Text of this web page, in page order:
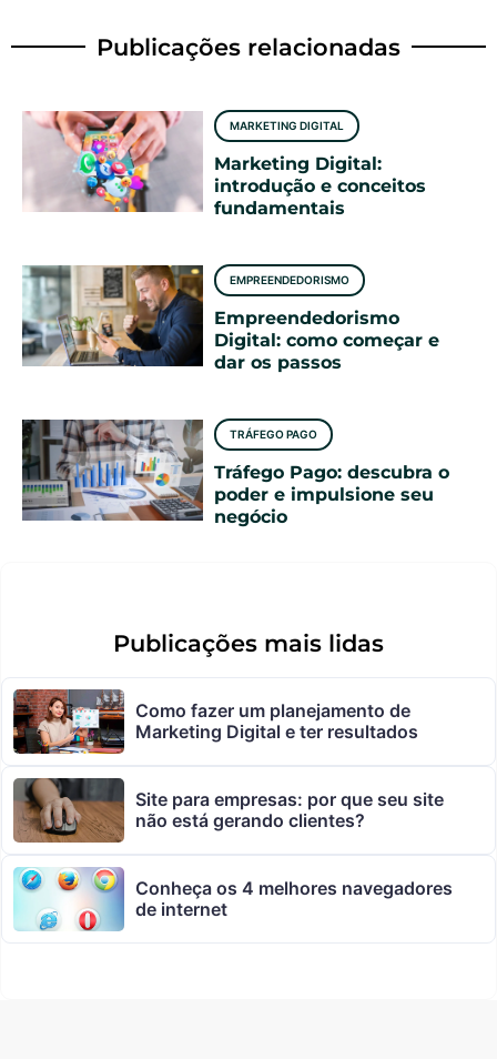
Publicações relacionadas
MARKETING DIGITAL
Marketing Digital:
introdução e conceitos
fundamentais
EMPREENDEDORISMO
Empreendedorismo
Digital: como começar e
dar os passos
TRÁFEGO PAGO
Tráfego Pago: descubra o
poder e impulsione seu
negócio
Publicações mais lidas
Como fazer um planejamento de
Marketing Digital e ter resultados
Site para empresas: por que seu site
não está gerando clientes?
Conheça os 4 melhores navegadores
de internet